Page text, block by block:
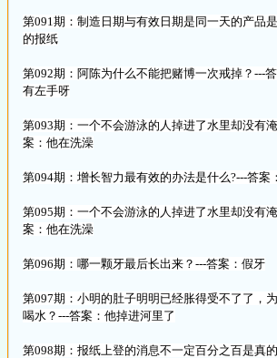
第091期：制造日期与有效日期是同一天的产品
的报纸
第092期：阿陈为什么不能把赌博一次戒掉？---
有左手呀
第093期：一个不会游泳的人掉进了水里却没有
案：他在洗澡
第094期：增长智力最有效的办法是什么?---答案
第095期：一个不会游泳的人掉进了水里却没有
案：他在洗澡
第096期：哪一颗牙最后长出来？---答案：假牙
第097期：小明的肚子明明已经胀得受不了了，
喝水？---答案：他掉进河里了
第098期：报纸上登的消息不一定百分之百是真